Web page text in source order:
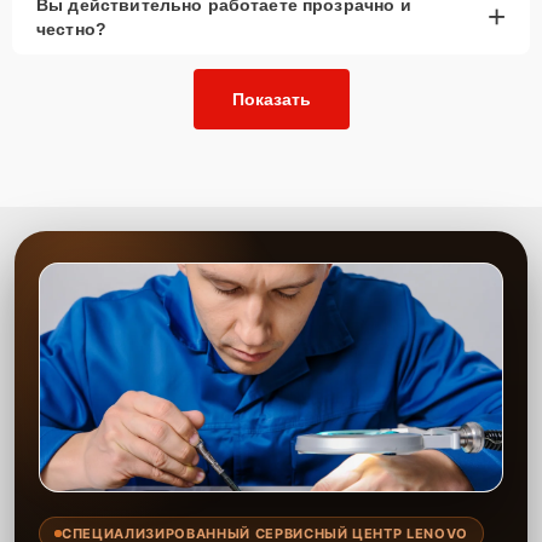
Позвонить по телефону горячей линии или
запросить обратный звонок через Форму заявки
для быстрого уточнения деталей.
Привезти устройство в ближайший центр или
Дождаться оповещения о готовности и забрать
курьерской доставкой.
При необходимости клиент может воспользоваться услугой
вызова мастера для проведения диагностики и ремонта в
желаемом месте и удобное время.
Какие предоставляются
гарантии
распространяется на все виды ремонта, а также на все
Вы действительно работаете прозрачно и
честно?
+
Показать
СПЕЦИАЛИЗИРОВАННЫЙ СЕРВИСНЫЙ ЦЕНТР LENOVO